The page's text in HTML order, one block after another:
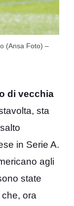
(Ansa Foto) –
di vecchia
sta
in Serie A.
agli
state
ora